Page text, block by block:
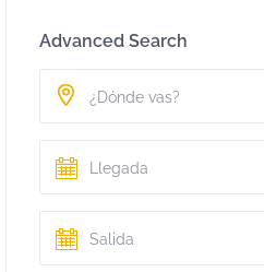
Advanced Search